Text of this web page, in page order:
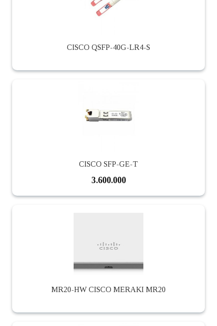
CISCO QSFP-40G-LR4-S
CISCO SFP-GE-T
3.600.000
MR20-HW CISCO MERAKI MR20